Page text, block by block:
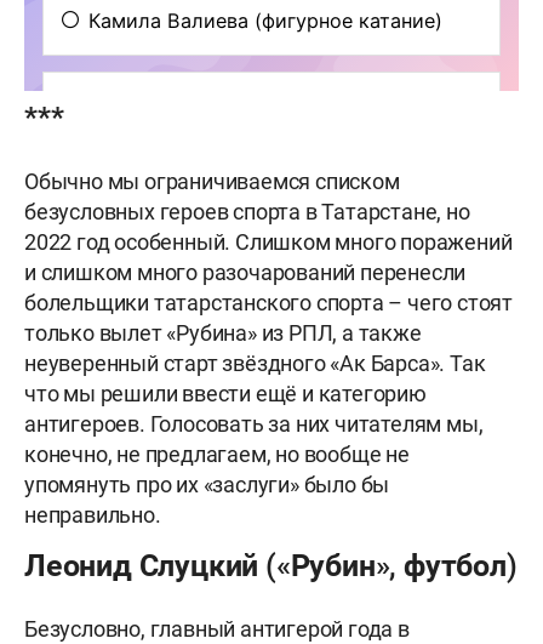
***
Обычно мы ограничиваемся списком
безусловных героев спорта в Татарстане, но
2022 год особенный. Слишком много поражений
и слишком много разочарований перенесли
болельщики татарстанского спорта – чего стоят
только вылет «Рубина» из РПЛ, а также
неуверенный старт звёздного «Ак Барса». Так
что мы решили ввести ещё и категорию
антигероев. Голосовать за них читателям мы,
конечно, не предлагаем, но вообще не
упомянуть про их «заслуги» было бы
неправильно.
Леонид Слуцкий («Рубин», футбол)
Безусловно, главный антигерой года в